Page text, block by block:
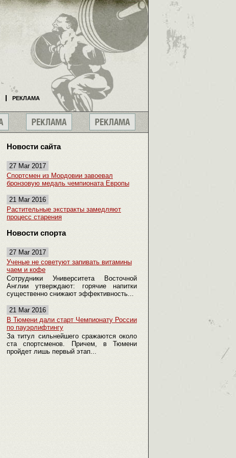
Новости сайта
27 Mar 2017
Спортсмен из Мордовии завоевал
бронзовую медаль чемпионата Европы
21 Mar 2016
Растительные экстракты замедляют
процесс старения
Новости спорта
27 Mar 2017
Ученые не советуют запивать витамины
чаем и кофе
Сотрудники Университета Восточной
Англии утверждают: горячие напитки
существенно снижают эффективность...
21 Mar 2016
В Тюмени дали старт Чемпионату России
по пауэрлифтингу
За титул сильнейшего сражаются около
ста спортсменов. Причем, в Тюмени
пройдет лишь первый этап...
РЕКЛАМА